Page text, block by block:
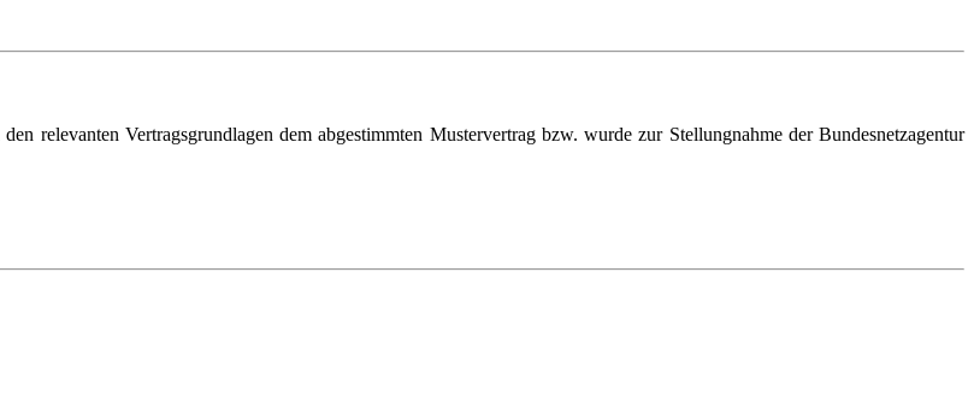
relevanten Vertragsgrundlagen dem abgestimmten Mustervertrag bzw. wurde zur Stellungnahme der Bundesnetzagentur